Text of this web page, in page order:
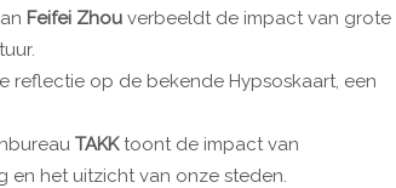
Feifei Zhou verbeeldt de impact van grote
reflectie op de bekende Hypsoskaart, een
TAKKtoont de impact van
het uitzicht van onze steden.